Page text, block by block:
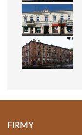
FIRMY